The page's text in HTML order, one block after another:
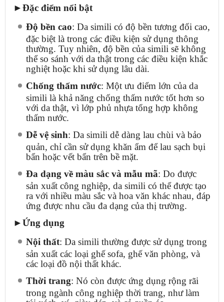
►Đặc điểm nổi bật
Độ bền cao: Da simili có độ bền tương đối cao,
đặc biệt là trong các điều kiện sử dụng thông
thường. Tuy nhiên, độ bền của simili sẽ không
thể so sánh với da thật trong các điều kiện khắc
nghiệt hoặc khi sử dụng lâu dài.
Chống thấm nước: Một ưu điểm lớn của da
simili là khả năng chống thấm nước tốt hơn so
với da thật, vì lớp phủ nhựa tổng hợp không
thấm nước.
Dễ vệ sinh: Da simili dễ dàng lau chùi và bảo
quản, chỉ cần sử dụng khăn ẩm để lau sạch bụi
bẩn hoặc vết bẩn trên bề mặt.
Đa dạng về màu sắc và mẫu mã: Do được
sản xuất công nghiệp, da simili có thể được tạo
ra với nhiều màu sắc và hoa văn khác nhau, đáp
ứng được nhu cầu đa dạng của thị trường.
►Ứng dụng
Nội thất: Da simili thường được sử dụng trong
sản xuất các loại ghế sofa, ghế văn phòng, và
các loại đồ nội thất khác.
Thời trang: Nó còn được ứng dụng rộng rãi
trong ngành công nghiệp thời trang, như làm